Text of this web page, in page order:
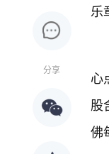
分享
乐
心
股
佛